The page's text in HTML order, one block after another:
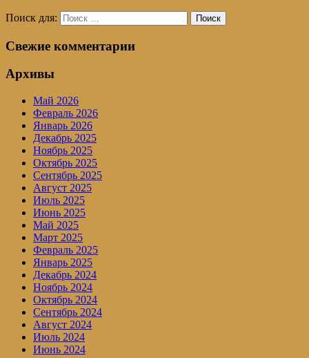
Поиск для: Поиск
Свежие комментарии
Архивы
Май 2026
Февраль 2026
Январь 2026
Декабрь 2025
Ноябрь 2025
Октябрь 2025
Сентябрь 2025
Август 2025
Июль 2025
Июнь 2025
Май 2025
Март 2025
Февраль 2025
Январь 2025
Декабрь 2024
Ноябрь 2024
Октябрь 2024
Сентябрь 2024
Август 2024
Июль 2024
Июнь 2024